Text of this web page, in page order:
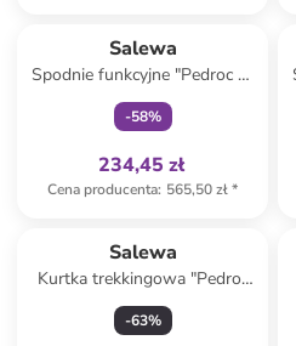
Salewa
Spodnie funkcyjne "Pedroc 2"
w kolorze jasnobrązowym
-58%
234,45 zł
Cena producenta: 565,50 zł*
Salewa
Kurtka trekkingowa "Pedroc
Pro Polartec Alpha" w kolorze
czerwonym
-63%